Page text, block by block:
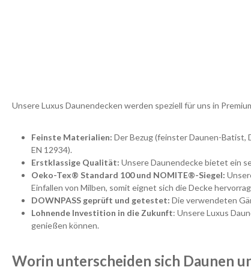
Unsere Luxus Daunendecken werden speziell für uns in
Feinste Materialien: Der Bezug (feinster Daunen-Batist,
EN 12934).
Erstklassige Qualität: Unsere Daunendecke bietet ein
Oeko-Tex® Standard 100 und NOMITE®-Siegel:
Einfallen von Milben, somit eignet sich die Decke
DOWNPASS geprüft und getestet: Die verwendeten
Lohnende Investition in die Zukunft: Unsere Luxus
genießen können.
Worin unterscheiden sich Daunen